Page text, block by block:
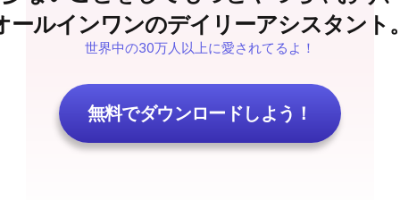
ールインワンのデイリーアシスタント
世界中の30万人以上に愛されてるよ！
無料でダウンロードしよう！